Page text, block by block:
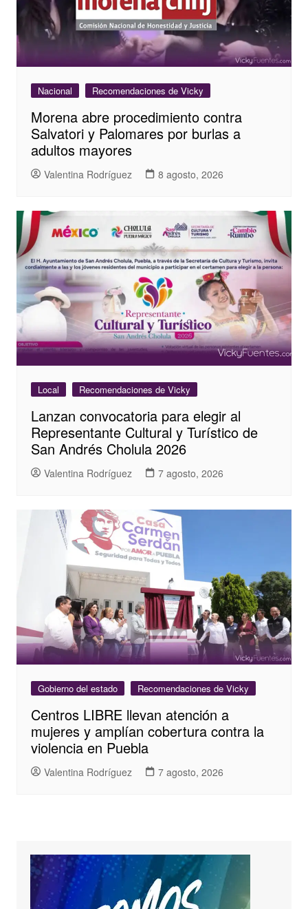
Nacional Recomendaciones de Vicky
Morena abre procedimiento contra
Salvatori y Palomares por burlas a
adultos mayores
Valentina Rodríguez 8 agosto, 2026
Local Recomendaciones de Vicky
Lanzan convocatoria para elegir al
Representante Cultural y Turístico de
San Andrés Cholula 2026
Valentina Rodríguez 7 agosto, 2026
Gobierno del estado Recomendaciones de Vicky
Centros LIBRE llevan atención a
mujeres y amplían cobertura contra la
violencia en Puebla
Valentina Rodríguez 7 agosto, 2026